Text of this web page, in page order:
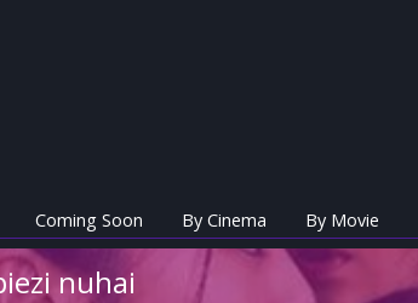
Coming Soon By Cinema By Movie
nuhai